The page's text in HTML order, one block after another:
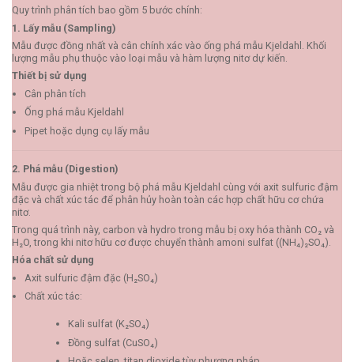
Quy trình phân tích bao gồm 5 bước chính:
1. Lấy mẫu (Sampling)
Mẫu được đồng nhất và cân chính xác vào ống phá mẫu Kjeldahl. Khối
lượng mẫu phụ thuộc vào loại mẫu và hàm lượng nitơ dự kiến.
Thiết bị sử dụng
Cân phân tích
Ống phá mẫu Kjeldahl
Pipet hoặc dụng cụ lấy mẫu
2. Phá mẫu (Digestion)
Mẫu được gia nhiệt trong bộ phá mẫu Kjeldahl cùng với axit sulfuric đậm
đặc và chất xúc tác để phân hủy hoàn toàn các hợp chất hữu cơ chứa
nitơ.
Trong quá trình này, carbon và hydro trong mẫu bị oxy hóa thành CO₂ và
H₂O, trong khi nitơ hữu cơ được chuyển thành amoni sulfat ((NH₄)₂SO₄).
Hóa chất sử dụng
Axit sulfuric đậm đặc (H₂SO₄)
Chất xúc tác:
Kali sulfat (K₂SO₄)
Đồng sulfat (CuSO₄)